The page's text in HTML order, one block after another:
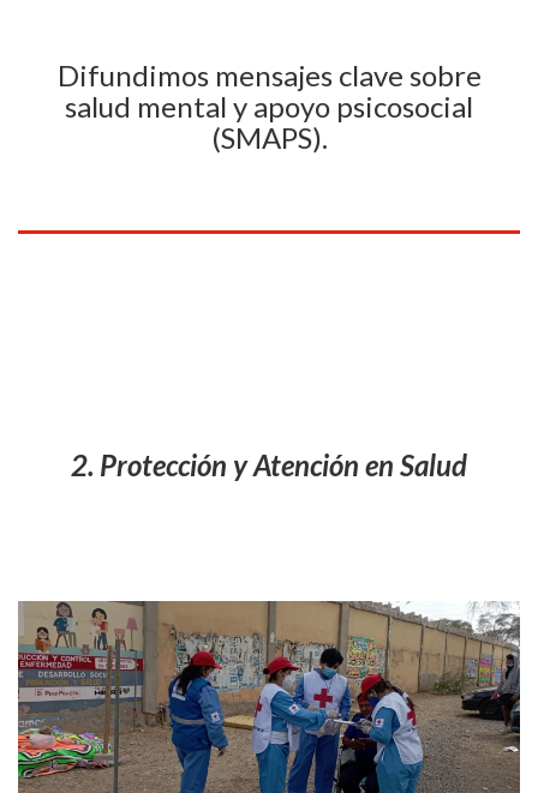
Difundimos mensajes clave sobre
salud mental y apoyo psicosocial
(SMAPS).
2. Protección y Atención en Salud